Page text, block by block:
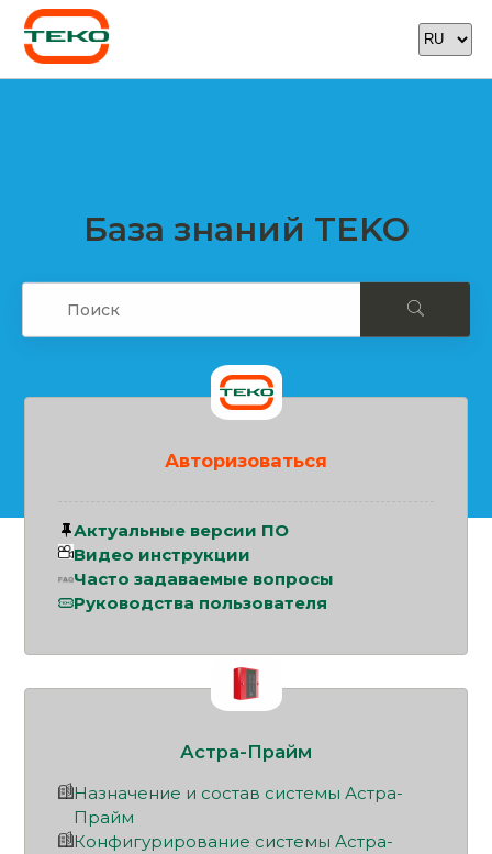
База знаний TEKO
Авторизоваться
Актуальные версии ПО
Видео инструкции
Часто задаваемые вопросы
Руководства пользователя
Астра-Прайм
Назначение и состав системы Астра-
Прайм
Конфигурирование системы Астра-